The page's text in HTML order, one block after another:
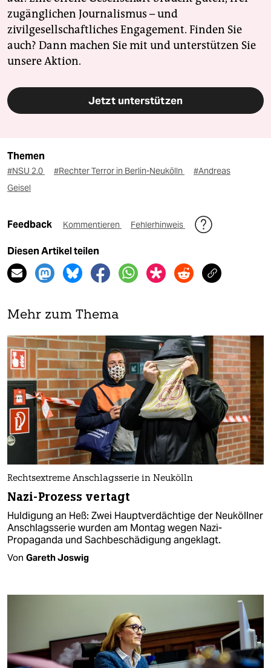
zugänglichen Journalismus – und
zivilgesellschaftliches Engagement. Finden Sie
auch? Dann machen Sie mit und unterstützen Sie
unsere Aktion.
Jetzt unterstützen
Themen
#NSU 2.0 #Rechter Terror in Berlin-Neukölln
#Andreas
Geisel
Feedback Kommentieren Fehlerhinweis
Diesen Artikel teilen
Mehr zum Thema
Rechtsextreme Anschlagsserie in Neukölln
Nazi-Prozess vertagt
Huldigung an Heß: Zwei Hauptverdächtige der Neuköllner
Anschlagsserie wurden am Montag wegen Nazi-
Propaganda und Sachbeschädigung angeklagt.
Von Gareth Joswig